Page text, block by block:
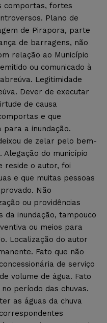
comportas, fortes
Plano de
de Pirapora, parte
de barragens, não
relação ao Município
ou comunicado à
Legitimidade
Dever de executar
de causa
e que
para a inundação.
de zelar pelo bem-
do município
reside o autor, foi
e que muitas pessoas
Não
ou providências
da inundação, tampouco
ou meios para
Localização do autor
Fato que não
de serviço
volume de água. Fato
período das chuvas.
as águas da chuva